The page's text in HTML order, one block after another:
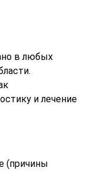
в любых
и лечение
(причины